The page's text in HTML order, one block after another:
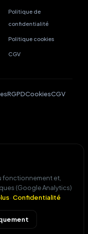
Politique de
confidentialité
Politique cookies
CGV
RGPDCookiesCGV
fonctionnement et,
(Google Analytics)
· Confidentialité